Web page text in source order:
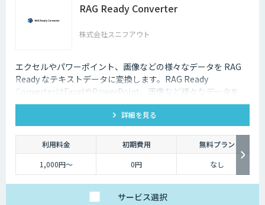
RAG Ready Converter
株式会社スニフアウト
エクセルやパワーポイント、画像などの様々なデータを RAG
Ready なテキストデータに変換します。RAG Ready
ConverterはExcelやPowerPoint、画像など様々なデータを
RAG Ready に変換して RAGの精度を向上するコンバーターで
詳細を見る
利用料金 初期費用
無料プラン
1,000円～
0円 なし
サービス選択